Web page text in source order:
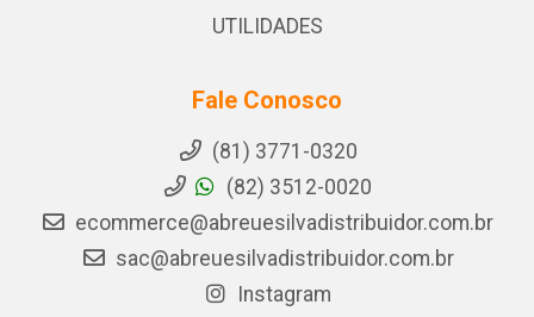
UTILIDADES
Fale Conosco
(81) 3771-0320
(82) 3512-0020
ecommerce@abreuesilvadistribuidor.com.br
sac@abreuesilvadistribuidor.com.br
Instagram